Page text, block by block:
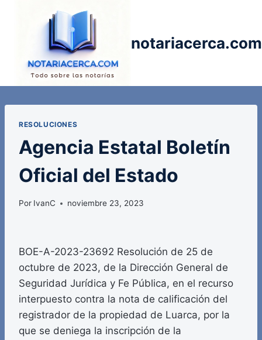
notariacerca.com
RESOLUCIONES
Agencia Estatal Boletín
Oficial del Estado
Por IvanC noviembre 23, 2023
BOE-A-2023-23692 Resolución de 25 de
octubre de 2023, de la Dirección General de
Seguridad Jurídica y Fe Pública, en el recurso
interpuesto contra la nota de calificación del
registrador de la propiedad de Luarca, por la
que se deniega la inscripción de la